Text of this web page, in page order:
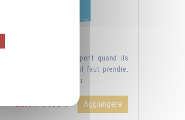
les humains se trompent quand ils
que pour s’enrichir il faut prendre.
s’enrichir, il faut donner.
12.00CHF5.00CHF Aggiungere